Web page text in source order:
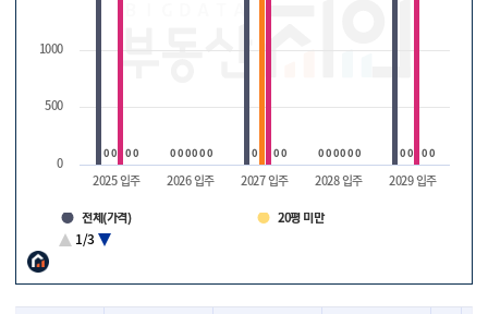
0
0 0
0
0
0 0
0 0
0 0
0 0
0
0
0 0
0 0
0 0
0
0
0 0
0
0
0 0
0 0
0 0
0 0
0
0
0 0
0 0
0 0
0 0
0
전체(가격)
20평 미만
20 ~ 30평
40 ~ 50평
1/3
2025 입주 2026 입주 2027 입주 2028 입주 2029 입주
0
500
1000